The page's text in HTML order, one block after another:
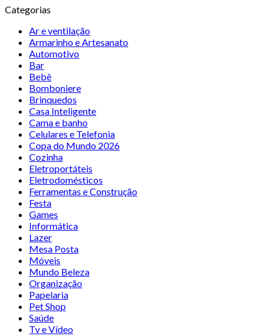
Categorias
Ar e ventilação
Armarinho e Artesanato
Automotivo
Bar
Bebê
Bomboniere
Brinquedos
Casa Inteligente
Cama e banho
Celulares e Telefonia
Copa do Mundo 2026
Cozinha
Eletroportáteis
Eletrodomésticos
Ferramentas e Construção
Festa
Games
Informática
Lazer
Mesa Posta
Móveis
Mundo Beleza
Organização
Papelaria
Pet Shop
Saúde
Tv e Vídeo